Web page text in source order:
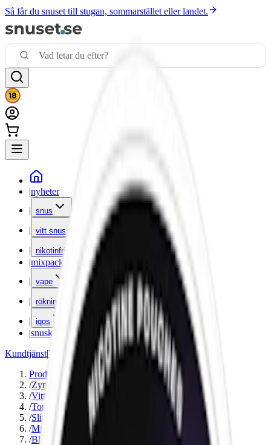
Så får du snuset till stugan, sommarstället eller landet.
|nyheter
| snus
| vitt snus
| nikotinfritt
|mixpack
| vape
| rökning
| iqos
|snuskuriren
Kundtjänst|Varumärken
Produkter
/Zyn
/Vitt snus
/Torr Portion
/Slim
/Mild
/Blomma